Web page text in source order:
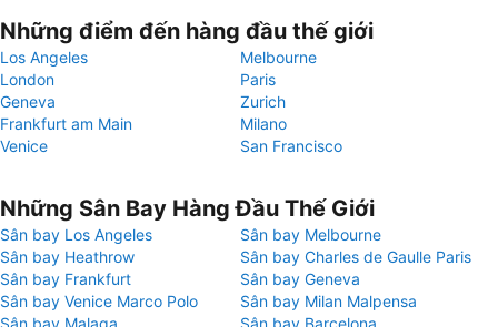
Những điểm đến hàng đầu thế giới
Los Angeles
Melbourne
London
Paris
Geneva
Zurich
Frankfurt am Main
Milano
Venice
San Francisco
Những Sân Bay Hàng Đầu Thế Giới
Sân bay Los Angeles
Sân bay Melbourne
Sân bay Heathrow
Sân bay Charles de Gaulle Paris
Sân bay Frankfurt
Sân bay Geneva
Sân bay Venice Marco Polo
Sân bay Milan Malpensa
Sân bay Malaga
Sân bay Barcelona